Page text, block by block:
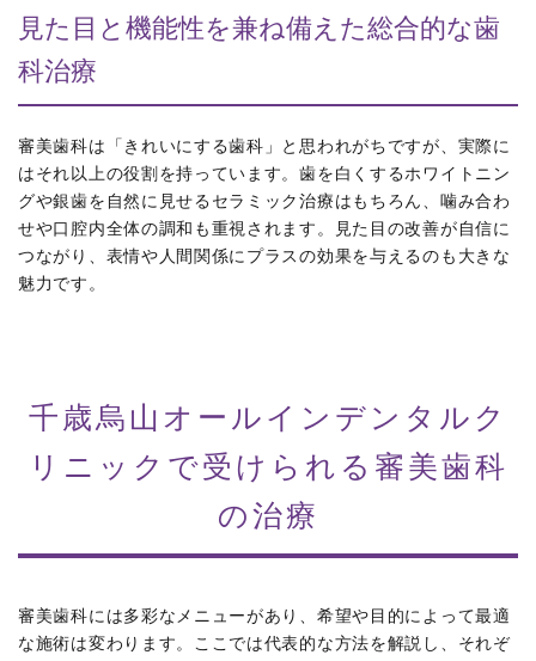
見た目と機能性を兼ね備えた総合的な歯
科治療
審美歯科は「きれいにする歯科」と思われがちですが、実際に
はそれ以上の役割を持っています。歯を白くするホワイトニン
グや銀歯を自然に見せるセラミック治療はもちろん、噛み合わ
せや口腔内全体の調和も重視されます。見た目の改善が自信に
つながり、表情や人間関係にプラスの効果を与えるのも大きな
魅力です。
千歳烏山オールインデンタルク
リニックで受けられる審美歯科
の治療
審美歯科には多彩なメニューがあり、希望や目的によって最適
な施術は変わります。ここでは代表的な方法を解説し、それぞ